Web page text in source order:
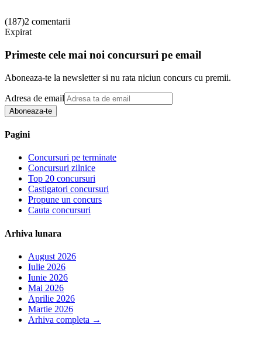
(187)2 comentarii
Expirat
Primeste cele mai noi concursuri pe email
Aboneaza-te la newsletter si nu rata niciun concurs cu premii.
Adresa de email
Aboneaza-te
Pagini
Concursuri pe terminate
Concursuri zilnice
Top 20 concursuri
Castigatori concursuri
Propune un concurs
Cauta concursuri
Arhiva lunara
August 2026
Iulie 2026
Iunie 2026
Mai 2026
Aprilie 2026
Martie 2026
Arhiva completa →